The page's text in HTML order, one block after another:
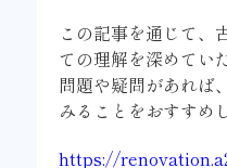
この記事を通じて、
ての理解を深めてい
問題や疑問があれば
みることをおすすめ
https://